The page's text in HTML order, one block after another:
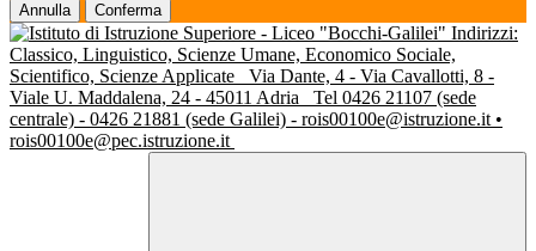
Annulla Conferma
Indirizzi:
Classico, Linguistico, Scienze Umane, Economico Sociale,
Scientifico, Scienze Applicate
Via Dante, 4 - Via Cavallotti, 8 -
Viale U. Maddalena, 24 - 45011 Adria
Tel 0426 21107 (sede
centrale) - 0426 21881 (sede Galilei) - rois00100e@istruzione.it •
rois00100e@pec.istruzione.it